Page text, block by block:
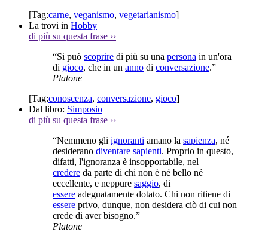
[Tag:carne, veganismo, vegetarianismo]
La trovi in Hobby
di più su questa frase ››
“Si può scoprire di più su una persona in un'ora
di gioco, che in un anno di conversazione.”
Platone
[Tag:conoscenza, conversazione, gioco]
Dal libro: Simposio
di più su questa frase ››
“Nemmeno gli ignoranti amano la sapienza, né
desiderano diventare sapienti. Proprio in questo,
difatti, l'ignoranza è insopportabile, nel
credere da parte di chi non è né bello né
eccellente, e neppure saggio, di
essere adeguatamente dotato. Chi non ritiene di
essere privo, dunque, non desidera ciò di cui non
crede di aver bisogno.”
Platone